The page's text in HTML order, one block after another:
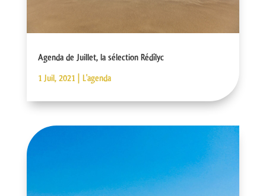
Agenda de Juillet, la sélection Rédîlyc
1 Juil, 2021| L'agenda